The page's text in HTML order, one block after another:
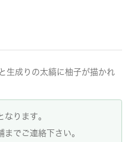
生成りの太縞に柚子が描かれ
ります。
でご連絡下さい。